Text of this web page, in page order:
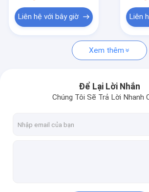
lưới thép dệt ss
Lưới thép không gỉ uốn
Lưới thép không gỉ dệt kim
Liên hệ với bây giờ Liên
Xem thêm
Để Lại Lời Nhắn
Chúng Tôi Sẽ Trả Lời Nhanh